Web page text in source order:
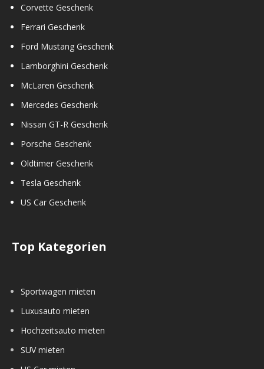
Corvette Geschenk
Ferrari Geschenk
Ford Mustang Geschenk
Lamborghini Geschenk
McLaren Geschenk
Mercedes Geschenk
Nissan GT-R Geschenk
Porsche Geschenk
Oldtimer Geschenk
Tesla Geschenk
US Car Geschenk
Top Kategorien
Sportwagen mieten
Luxusauto mieten
Hochzeitsauto mieten
SUV mieten